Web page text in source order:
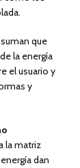
que
la energía
el usuario y
y
la matriz
dan